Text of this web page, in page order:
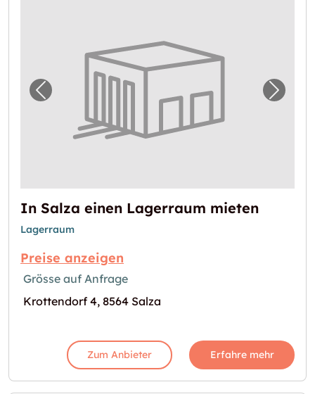
Vorheriges Bild für "In Salza einen
In Salza einen Lagerraum mieten
Lagerraum
Preise anzeigen
Grösse auf Anfrage
Krottendorf 4, 8564 Salza
Zum Anbieter Erfahre mehr